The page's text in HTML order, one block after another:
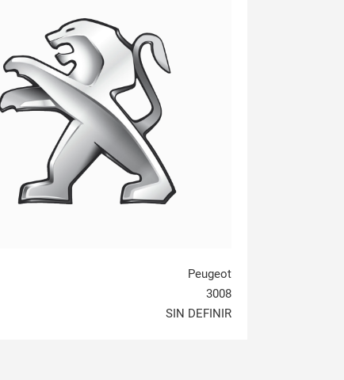
Peugeot
3008
SIN DEFINIR